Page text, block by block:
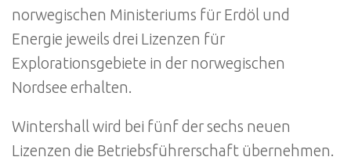
norwegischen Ministeriums für Erdöl und
Energie jeweils drei Lizenzen für
Explorationsgebiete in der norwegischen
Nordsee erhalten.
Wintershall wird bei fünf der sechs neuen
Lizenzen die Betriebsführerschaft übernehmen.